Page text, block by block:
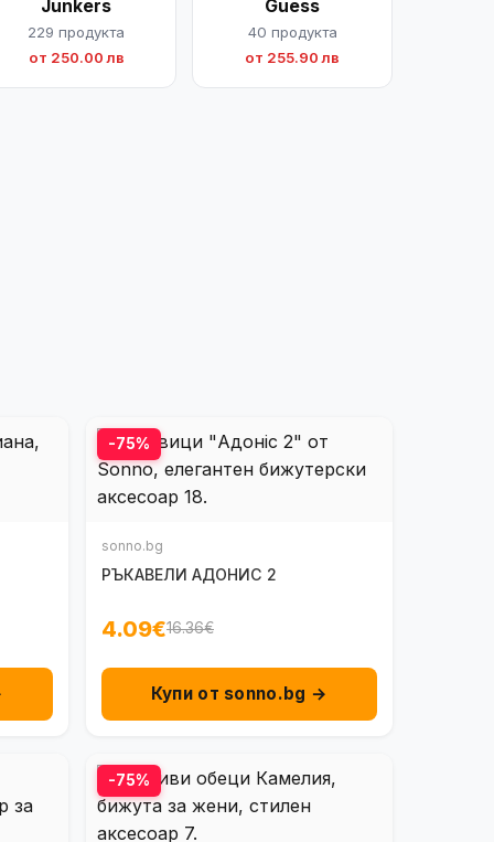
Junkers
229 продукта
от 250.00 лв
Guess
40 продукта
от 255.90 лв
-75%
sonno.bg
РЪКАВЕЛИ АДОНИС 2
4.09€16.36€
Купи от sonno.bg →
-75%